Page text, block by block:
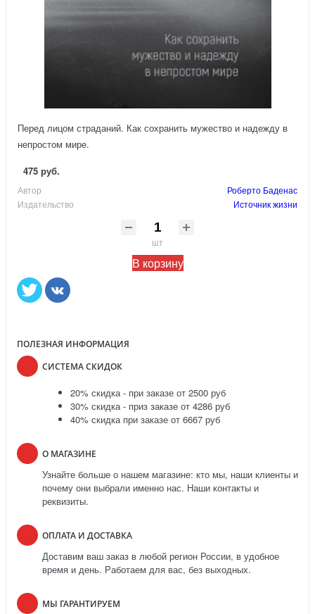
Перед лицом страданий. Как сохранить мужество и надежду в
непростом мире.
475 руб.
Автор
Роберто Баденас
Издательство
Источник жизни
шт
В корзину
ПОЛЕЗНАЯ ИНФОРМАЦИЯ
СИСТЕМА СКИДОК
20% скидка - при заказе от 2500 руб
30% скидка - приз заказе от 4286 руб
40% скидка при заказе от 6667 руб
О МАГАЗИНЕ
Узнайте больше о нашем магазине: кто мы, наши клиенты и
почему они выбрали именно нас. Наши контакты и
реквизиты.
ОПЛАТА И ДОСТАВКА
Доставим ваш заказ в любой регион России, в удобное
время и день. Работаем для вас, без выходных.
МЫ ГАРАНТИРУЕМ